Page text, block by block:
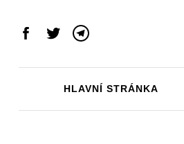
Facebook
TwitterTelegram
HLAVNÍ STRÁNKA